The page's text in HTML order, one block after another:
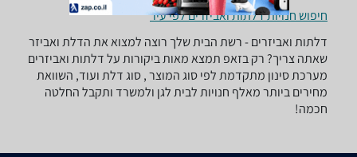
חיפוש חנויות דלתות ואביזרים לפי עיר
דלתות ואביזרים - ‏רשת ‏הבית שלך רוצה למצוא את הדלת ואביזר
שאתה צריך? רק בזאפ תמצא מאות ביקורות על דלתות ואביזרים
מערכת סינון מתקדמת לפי סוג המוצר , סוג דלת ועוד, השוואת
מחירים ביותר מאלף חנויות לבית לגן ולמשרד ותקבל החלטה
חכמה!